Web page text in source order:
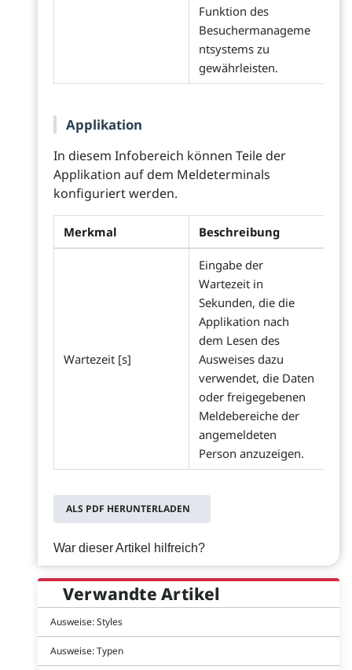
Funktion des
Besuchermanageme
ntsystems zu
gewährleisten.
Applikation
In diesem Infobereich können Teile der
Applikation auf dem Meldeterminals
konfiguriert werden.
Merkmal Beschreibung
Wartezeit [s]
Eingabe der
Wartezeit in
Sekunden, die die
Applikation nach
dem Lesen des
Ausweises dazu
verwendet, die Daten
oder freigegebenen
Meldebereiche der
angemeldeten
Person anzuzeigen.
ALS PDF HERUNTERLADEN
War dieser Artikel hilfreich?
Verwandte Artikel
Ausweise: Styles
Ausweise: Typen